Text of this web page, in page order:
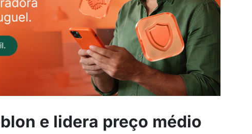
e lidera preço médio